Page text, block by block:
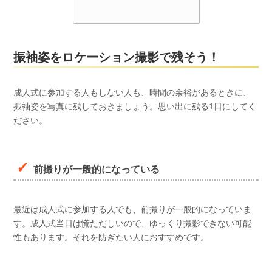
振袖姿をロケーション撮影で残そう！
成人式に参加する人もしない人も、時間の余裕があるときに、
振袖姿を写真に残しておきましょう。思い出に残る1日にしてく
ださい。
前撮りが一般的になっている
最近は成人式に参加する人でも、前撮りが一般的になっていま
す。成人式当日は慌ただしいので、ゆっくり撮影できない可能
性もあります。それを防ぎたい人におすすめです。